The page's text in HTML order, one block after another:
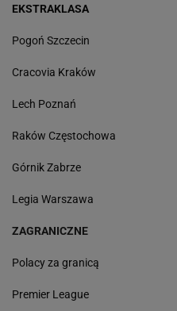
EKSTRAKLASA
Pogoń Szczecin
Cracovia Kraków
Lech Poznań
Raków Częstochowa
Górnik Zabrze
Legia Warszawa
ZAGRANICZNE
Polacy za granicą
Premier League